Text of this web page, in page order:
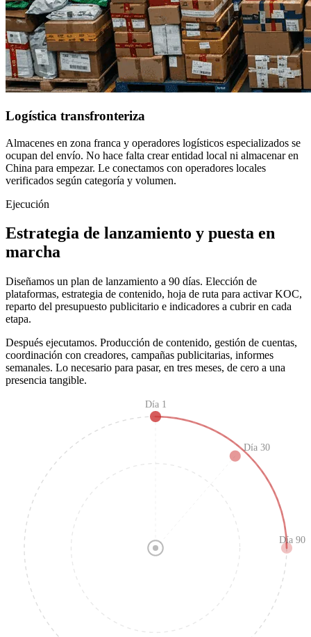
Logística transfronteriza
Almacenes en zona franca y operadores logísticos especializados se
ocupan del envío. No hace falta crear entidad local ni almacenar en
China para empezar. Le conectamos con operadores locales
verificados según categoría y volumen.
Ejecución
Estrategia de lanzamiento y puesta en
marcha
Diseñamos un plan de lanzamiento a 90 días. Elección de
plataformas, estrategia de contenido, hoja de ruta para activar KOC,
reparto del presupuesto publicitario e indicadores a cubrir en cada
etapa.
Después ejecutamos. Producción de contenido, gestión de cuentas,
coordinación con creadores, campañas publicitarias, informes
semanales. Lo necesario para pasar, en tres meses, de cero a una
presencia tangible.
Día 1
Día 30
Día 90